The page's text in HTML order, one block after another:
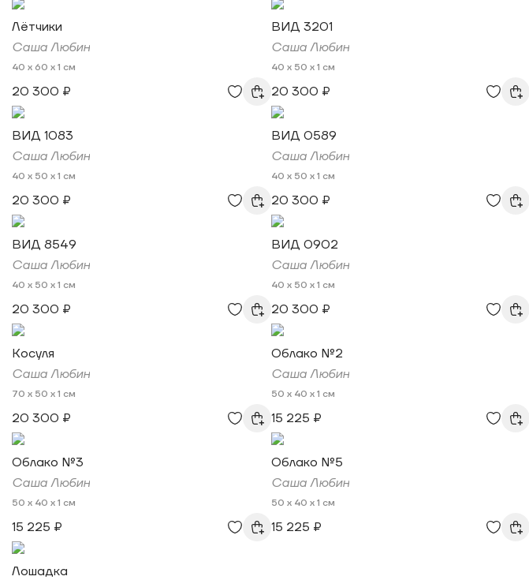
Лётчики
Саша Любин
40 x 60 x 1 см
20 300 ₽
ВИД 1083
Саша Любин
40 x 50 x 1 см
20 300 ₽
ВИД 8549
Саша Любин
40 x 50 x 1 см
20 300 ₽
Косуля
Саша Любин
70 x 50 x 1 см
20 300 ₽
Облако №3
Саша Любин
50 x 40 x 1 см
15 225 ₽
Лошадка
ВИД 3201
Саша Любин
40 x 50 x 1 см
20 300 ₽
ВИД 0589
Саша Любин
40 x 50 x 1 см
20 300 ₽
ВИД 0902
Саша Любин
40 x 50 x 1 см
20 300 ₽
Облако №2
Саша Любин
50 x 40 x 1 см
15 225 ₽
Облако №5
Саша Любин
50 x 40 x 1 см
15 225 ₽